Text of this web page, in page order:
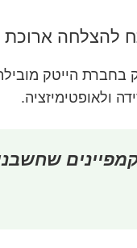
להצלחה ארוכת
בחברת הייטק